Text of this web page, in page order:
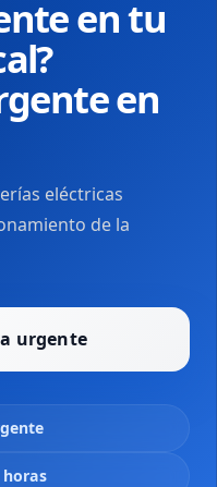
en tu
en
eléctricas
de la
urgente
horas